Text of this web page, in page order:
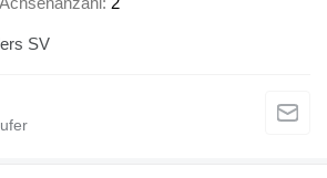
SV